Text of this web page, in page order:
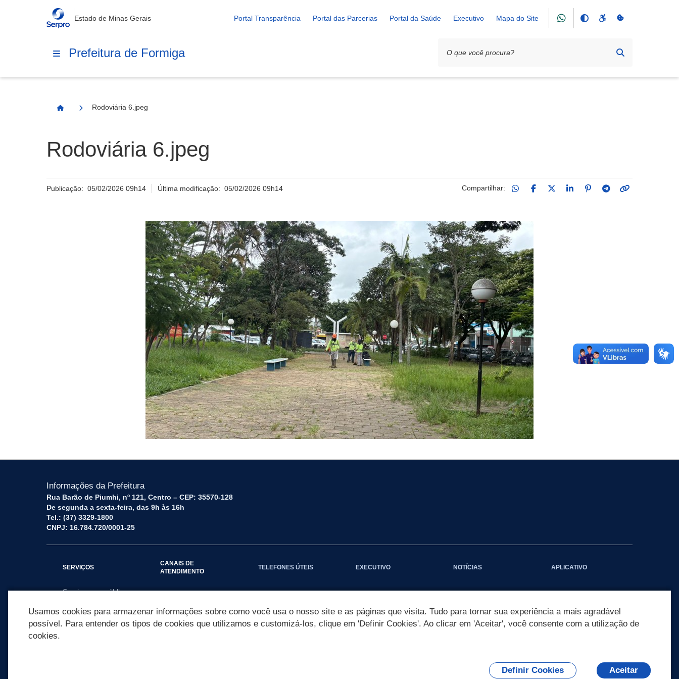
Estado de Minas Gerais Portal Transparência Portal das Parcerias Portal da Saúde Executivo Mapa do Site
Prefeitura de Formiga
Página Inicial
Rodoviária 6.jpeg
Rodoviária 6.jpeg
Publicação: 05/02/2026 09h14 Última modificação:05/02/2026 09h14 Compartilhar:
Informações da Prefeitura
Rua Barão de Piumhi, nº 121, Centro – CEP: 35570-128
De segunda a sexta-feira, das 9h às 16h
Tel.: (37) 3329-1800
CNPJ: 16.784.720/0001-25
SERVIÇOS
Serviços por público
CANAIS DE
ATENDIMENTO
TELEFONES ÚTEIS EXECUTIVO NOTÍCIAS APLICATIVO
Usamos cookies para armazenar informações sobre como você usa o nosso site e as páginas que visita. Tudo para tornar sua experiência a mais agradável
possível. Para entender os tipos de cookies que utilizamos e customizá-los, clique em 'Definir Cookies'. Ao clicar em 'Aceitar', você consente com a utilização de
cookies.
Definir Cookies Aceitar